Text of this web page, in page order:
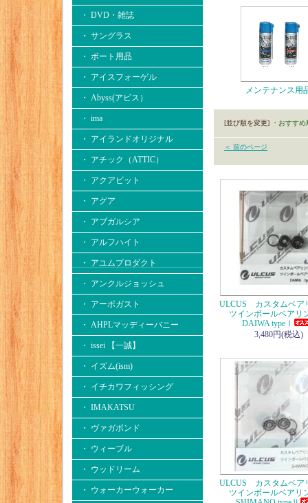
・ DVD・雑誌
・ サングラス
・ ボート用品
・ アイスフォーゲル
・ Abyss(アビス）
・ ima
・ アイランドオリジナル
・ アチック（ATTIC）
・ アクアビット
・ アグア
・ アブガルシア
・ アルフハイト
・ アユムプロダクト
・ アンクルジョッシュ
・ アーボガスト
・ AHPLマッディーバニー
・ issei 【一誠】
・ イズム(ism)
・ イチカワフィッシング
・ IMAKATSU
・ ヴァガボンド
・ ウィーブル
・ ウッドリーム
・ ウォーカーウォーカー
メンテナンス用
[並び順を変更] ・おすすめ
＜ 前のページ
ULCUS カスタムベ
ツインボールベア
DAIWA typeⅠ
3,480円(税込)
ULCUS カスタムベ
ツインボールベア